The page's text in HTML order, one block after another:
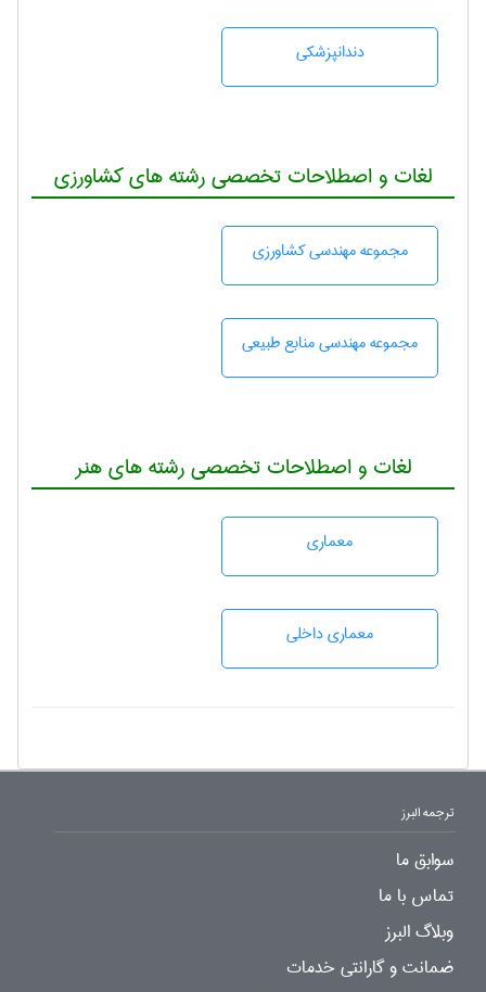
دندانپزشكی
لغات و اصطلاحات تخصصی رشته های کشاورزی
مجموعه مهندسی كشاورزی
مجموعه مهندسی منابع طبيعی
لغات و اصطلاحات تخصصی رشته های هنر
معماری
معماری داخلی
ترجمه البرز
سوابق ما
تماس با ما
وبلاگ البرز
ضمانت و گارانتی خدمات